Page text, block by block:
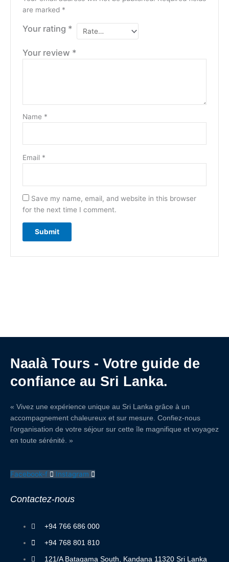
are marked *
Your rating *
Your review *
Name *
Email *
Save my name, email, and website in this browser
for the next time I comment.
Naalà Tours - Votre guide de
confiance au Sri Lanka.
« Vivez une expérience unique au Sri Lanka grâce à un
accompagnement chaleureux et sur mesure. Confiez-nous
l’organisation de votre séjour sur cette île magnifique et voyagez
en toute sérénité. »
Facebook-f Instagram
Contactez-nous
+94 766 686 000
+94 768 801 810
121/A Batagama South, Kandana 11320 Sri Lanka